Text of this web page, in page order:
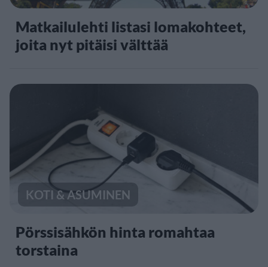
Matkailulehti listasi lomakohteet,
joita nyt pitäisi välttää
KOTI & ASUMINEN
Pörssisähkön hinta romahtaa
torstaina